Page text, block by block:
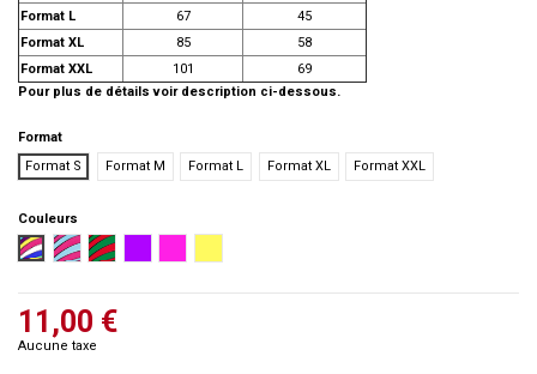
Format L
67
45
Format XL
85
58
Format XXL
101
69
Pour plus de détails voir description ci-dessous.
Format
Format S
Format M Format L Format XL Format XXL
Couleurs
MulticolorTurquoise et Rose
Rouge et vert
11,00 €
Aucune taxe